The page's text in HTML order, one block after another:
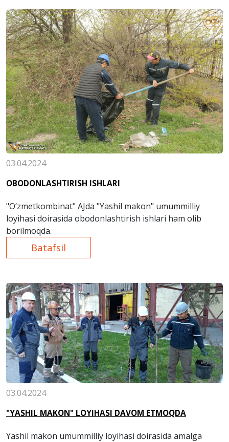
03.04.2024
OBODONLASHTIRISH ISHLARI
"O‘zmetkombinat" AJda "Yashil makon" umummilliy
loyihasi doirasida obodonlashtirish ishlari ham olib
borilmoqda.
Batafsil
03.04.2024
"YASHIL MAKON" LOYIHASI DAVOM ETMOQDA
Yashil makon umummilliy loyihasi doirasida amalga